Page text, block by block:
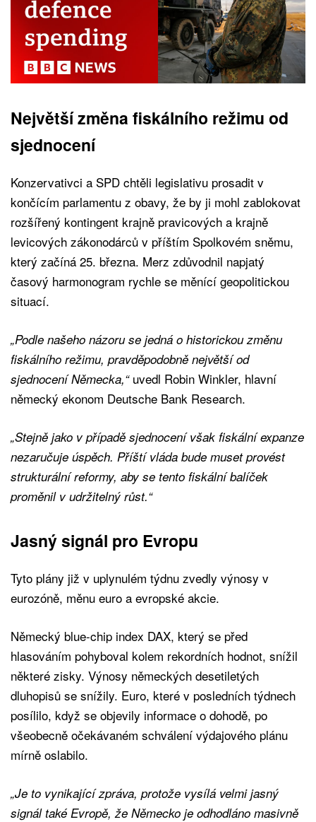
Největší změna fiskálního režimu od
sjednocení
Konzervativci a SPD chtěli legislativu prosadit v
končícím parlamentu z obavy, že by ji mohl zablokovat
rozšířený kontingent krajně pravicových a krajně
levicových zákonodárců v příštím Spolkovém sněmu,
který začíná 25. března. Merz zdůvodnil napjatý
časový harmonogram rychle se měnící geopolitickou
situací.
„Podle našeho názoru se jedná o historickou změnu
fiskálního režimu, pravděpodobně největší od
sjednocení Německa,“uvedl Robin Winkler, hlavní
německý ekonom Deutsche Bank Research.
„Stejně jako v případě sjednocení však fiskální expanze
nezaručuje úspěch. Příští vláda bude muset provést
strukturální reformy, aby se tento fiskální balíček
proměnil v udržitelný růst.“
Jasný signál pro Evropu
Tyto plány již v uplynulém týdnu zvedly výnosy v
eurozóně, měnu euro a evropské akcie.
Německý blue-chip index DAX, který se před
hlasováním pohyboval kolem rekordních hodnot, snížil
některé zisky. Výnosy německých desetiletých
dluhopisů se snížily. Euro, které v posledních týdnech
posílilo, když se objevily informace o dohodě, po
všeobecně očekávaném schválení výdajového plánu
mírně oslabilo.
„Je to vynikající zpráva, protože vysílá velmi jasný
signál také Evropě, že Německo je odhodláno masivně